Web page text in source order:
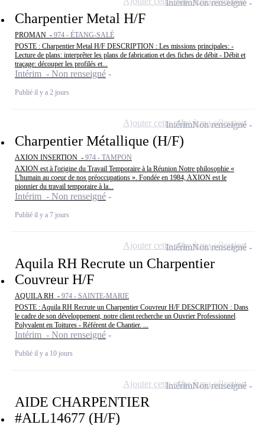
Charpentier Metal H/F
PROMAN - 974 - ÉTANG-SALÉ
POSTE : Charpentier Metal H/F DESCRIPTION : Les missions principales: -
Lecture de plans: interprêter les plans de fabrication et des fiches de débit - Débit et
traçage: découper les profilés et...
Intérim - Non renseigné
Publié il y a 2 jours
IntérimNon renseigné
Charpentier Métallique (H/F)
AXION INSERTION - 974 - TAMPON
AXION est à l'origine du Travail Temporaire à la Réunion Notre philosophie «
L'humain au coeur de nos préoccupations ». Fondée en 1984, AXION est le
pionnier du travail temporaire à la...
Intérim - Non renseigné
Publié il y a 7 jours
IntérimNon renseigné
Ajouter cette offre à ma sélection
Aquila RH Recrute un Charpentier
Couvreur H/F
AQUILA RH - 974 - SAINTE-MARIE
POSTE : Aquila RH Recrute un Charpentier Couvreur H/F DESCRIPTION : Dans
le cadre de son développement, notre client recherche un Ouvrier Professionnel
Polyvalent en Toitures - Référent de Chantier. ...
Intérim - Non renseigné
Publié il y a 10 jours
IntérimNon renseigné
Ajouter cette offre à ma sélection
AIDE CHARPENTIER
#ALL14677 (H/F)
IntérimNon renseigné
Ajouter cette offre à ma sélection